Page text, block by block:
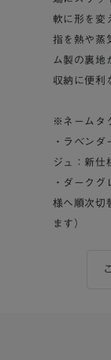
軟に形を変
指を熱や蒸
ム製の裏地
収納に便利
※ネームタ
・ラベン
ジュ：新仕
・ダーク
様へ順次切
ます）